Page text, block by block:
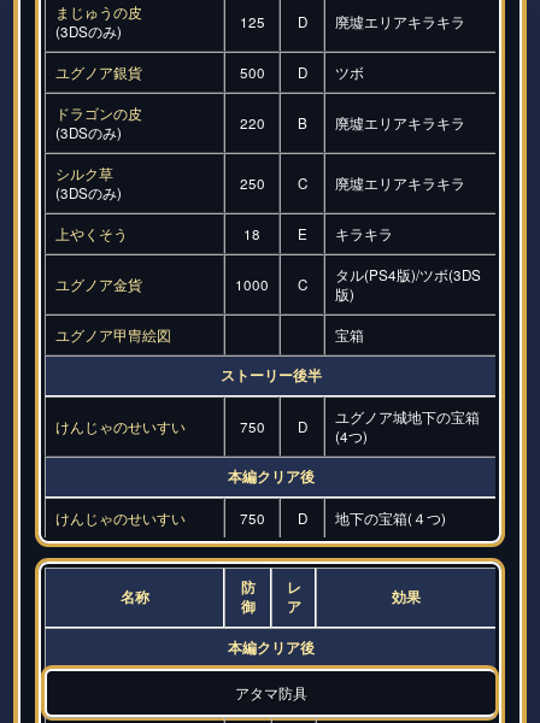
まじゅうの皮
(3DSのみ)
125 D 廃墟エリアキラキラ
ユグノア銀貨 500 D ツボ
ドラゴンの皮
(3DSのみ)
220 B 廃墟エリアキラキラ
シルク草
(3DSのみ)
250 C 廃墟エリアキラキラ
上やくそう 18 E キラキラ
ユグノア金貨 1000 C
タル(PS4版)/ツボ(3DS
版)
ユグノア甲冑絵図 宝箱
ストーリー後半
けんじゃのせいすい 750 D
ユグノア城地下の宝箱
(4つ)
本編クリア後
けんじゃのせいすい 750 D 地下の宝箱(４つ)
名称
防
御
レ
ア
効果
本編クリア後
アタマ防具